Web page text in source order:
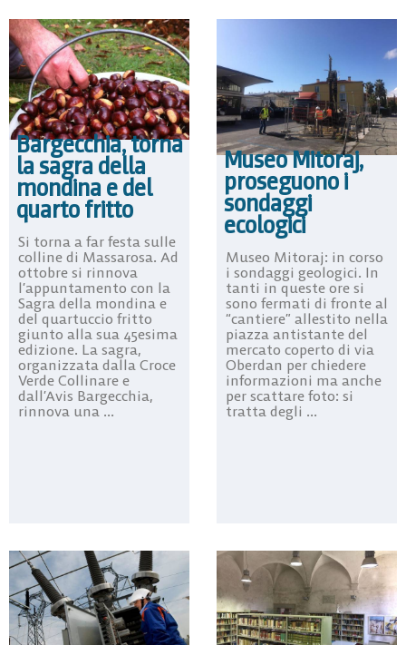
Bargecchia, torna
la sagra della
mondina e del
quarto fritto
Si torna a far festa sulle
colline di Massarosa. Ad
ottobre si rinnova
l’appuntamento con la
Sagra della mondina e
del quartuccio fritto
giunto alla sua 45esima
edizione. La sagra,
organizzata dalla Croce
Verde Collinare e
dall’Avis Bargecchia,
rinnova una ...
Museo Mitoraj,
proseguono i
sondaggi
ecologici
Museo Mitoraj: in corso
i sondaggi geologici. In
tanti in queste ore si
sono fermati di fronte al
“cantiere” allestito nella
piazza antistante del
mercato coperto di via
Oberdan per chiedere
informazioni ma anche
per scattare foto: si
tratta degli ...